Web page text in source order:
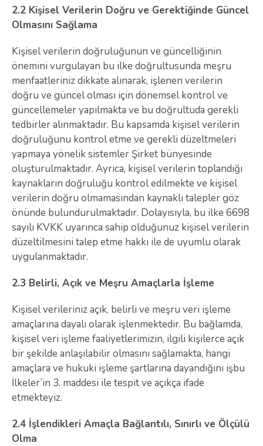
2.2 Kişisel Verilerin Doğru ve Gerektiğinde Güncel
Olmasını Sağlama
Kişisel verilerin doğruluğunun ve güncelliğinin
önemini vurgulayan bu ilke doğrultusunda meşru
menfaatleriniz dikkate alınarak, işlenen verilerin
doğru ve güncel olması için dönemsel kontrol ve
güncellemeler yapılmakta ve bu doğrultuda gerekli
tedbirler alınmaktadır. Bu kapsamda kişisel verilerin
doğruluğunu kontrol etme ve gerekli düzeltmeleri
yapmaya yönelik sistemler Şirket bünyesinde
oluşturulmaktadır. Ayrıca, kişisel verilerin toplandığı
kaynakların doğruluğu kontrol edilmekte ve kişisel
verilerin doğru olmamasından kaynaklı talepler göz
önünde bulundurulmaktadır. Dolayısıyla, bu ilke 6698
sayılı KVKK uyarınca sahip olduğunuz kişisel verilerin
düzeltilmesini talep etme hakkı ile de uyumlu olarak
uygulanmaktadır.
2.3 Belirli, Açık ve Meşru Amaçlarla İşleme
Kişisel verileriniz açık, belirli ve meşru veri işleme
amaçlarına dayalı olarak işlenmektedir. Bu bağlamda,
kişisel veri işleme faaliyetlerimizin, ilgili kişilerce açık
bir şekilde anlaşılabilir olmasını sağlamakta, hangi
amaçlara ve hukuki işleme şartlarına dayandığını işbu
İlkeler’in 3. maddesi ile tespit ve açıkça ifade
etmekteyiz.
2.4 İşlendikleri Amaçla Bağlantılı, Sınırlı ve Ölçülü
Olma